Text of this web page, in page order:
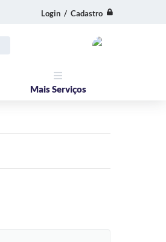
Login / Cadastro
Mais Serviços